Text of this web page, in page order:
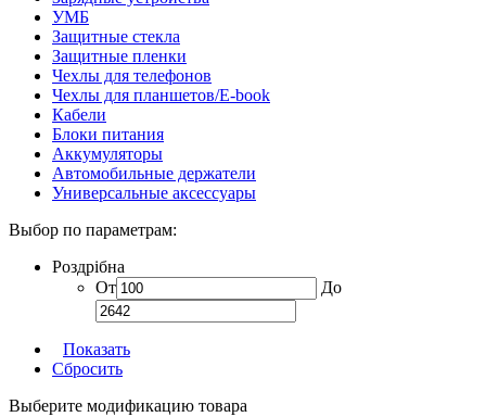
УМБ
Защитные стекла
Защитные пленки
Чехлы для телефонов
Чехлы для планшетов/E-book
Кабели
Блоки питания
Аккумуляторы
Автомобильные держатели
Универсальные аксессуары
Выбор по параметрам:
Роздрібна
От
До
Показать
Сбросить
Выберите модификацию товара